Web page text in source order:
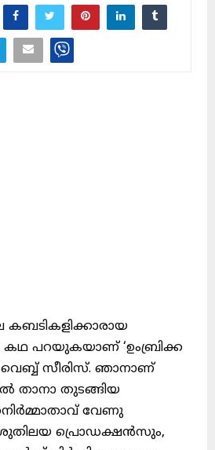
കബടികളിക്കാരായ
കഥ പറയുകയാണ് ‘ഉംബ്രിക്ക
സീരിസ്. ഞാനാണ്
താനാ തുടങ്ങിയ
വേണു
പ്രൊഡക്ഷൻസും,